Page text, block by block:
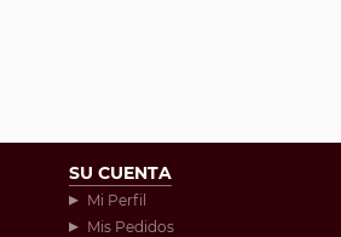
SU CUENTA
Mi Perfil
Mis Pedidos